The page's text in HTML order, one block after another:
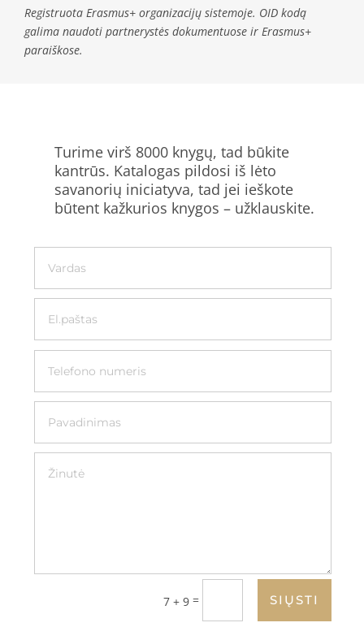
Registruota Erasmus+ organizacijų sistemoje. OID kodą
galima naudoti partnerystės dokumentuose ir Erasmus+
paraiškose.
Turime virš 8000 knygų, tad būkite
kantrūs. Katalogas pildosi iš lėto
savanorių iniciatyva, tad jei ieškote
būtent kažkurios knygos – užklauskite.
7 + 9 = SIŲSTI